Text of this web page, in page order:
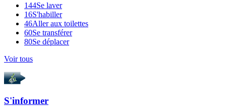
144Se laver
16S'habiller
46Aller aux toilettes
60Se transférer
80Se déplacer
Voir tous
S'informer